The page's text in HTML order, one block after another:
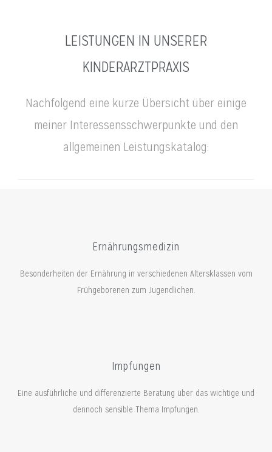
LEISTUNGEN IN UNSERER
KINDERARZTPRAXIS
Nachfolgend eine kurze Übersicht über einige
meiner Interessens­schwerpunkte und den
allgemeinen Leistungskatalog:
Ernährungsmedizin
Besonderheiten der Ernährung in verschiedenen Altersklassen vom
Frühgeborenen zum Jugendlichen.
Impfungen
Eine ausführliche und differenzierte Beratung über das wichtige und
dennoch sensible Thema Impfungen.